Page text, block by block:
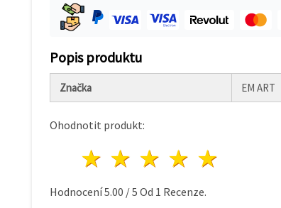
Popis produktu
Značka EM ART
Ohodnotit produkt:
4 hvězdy
3 hvězdy
2 hvězdy
1 hvězda
Hodnocení5.00 /5 Od 1 Recenze.